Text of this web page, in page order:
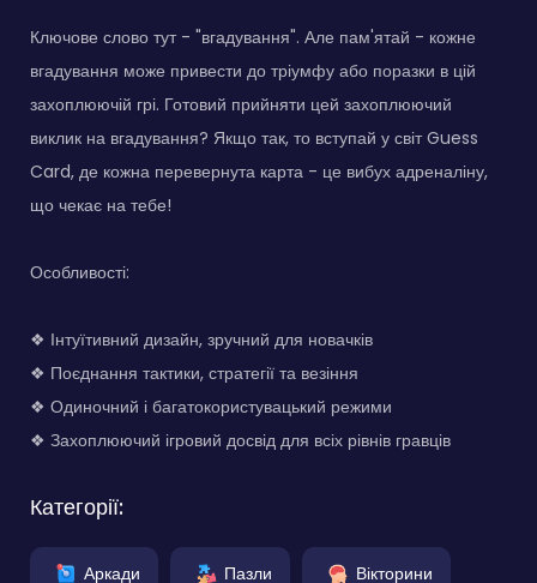
Ключове слово тут - "вгадування". Але пам'ятай - кожне
вгадування може привести до тріумфу або поразки в цій
захоплюючій грі. Готовий прийняти цей захоплюючий
виклик на вгадування? Якщо так, то вступай у світ Guess
Card, де кожна перевернута карта - це вибух адреналіну,
що чекає на тебе!
Особливості:
❖ Інтуїтивний дизайн, зручний для новачків
❖ Поєднання тактики, стратегії та везіння
❖ Одиночний і багатокористувацький режими
❖ Захоплюючий ігровий досвід для всіх рівнів гравців
Категорії:
Аркади Пазли Вікторини